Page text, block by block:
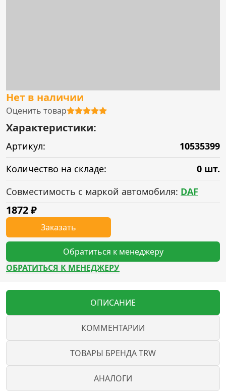
Нет в наличии
Оценить товар
Характеристики:
Артикул:
10535399
Количество на складе:
0 шт.
Совместимость с маркой автомобиля: DAF
1872₽
Заказать
Обратиться к менеджеру
ОБРАТИТЬСЯ К МЕНЕДЖЕРУ
ОПИСАНИЕ
КОММЕНТАРИИ
ТОВАРЫ БРЕНДА TRW
АНАЛОГИ